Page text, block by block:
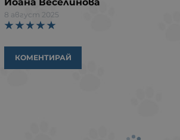
8 август 2025
КОМЕНТИРАЙ